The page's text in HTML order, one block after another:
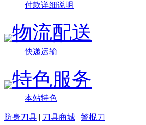
付款详细说明
物流配送
快递运输
特色服务
本站特色
防身刀具 | 刀具商城 | 警棍刀